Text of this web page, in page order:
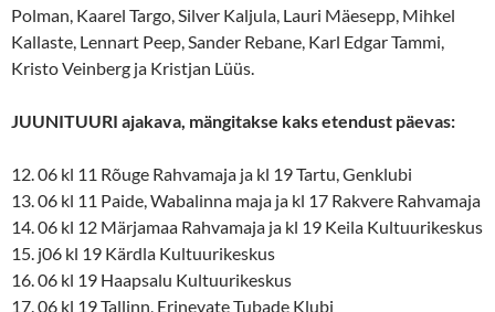
Polman, Kaarel Targo, Silver Kaljula, Lauri Mäesepp, Mihkel
Kallaste, Lennart Peep, Sander Rebane, Karl Edgar Tammi,
Kristo Veinberg ja Kristjan Lüüs.
JUUNITUURI ajakava, mängitakse kaks etendust päevas:
12. 06 kl 11 Rõuge Rahvamaja ja kl 19 Tartu, Genklubi
13. 06 kl 11 Paide, Wabalinna maja ja kl 17 Rakvere Rahvamaja
14. 06 kl 12 Märjamaa Rahvamaja ja kl 19 Keila Kultuurikeskus
15. j06 kl 19 Kärdla Kultuurikeskus
16. 06 kl 19 Haapsalu Kultuurikeskus
17. 06 kl 19 Tallinn, Erinevate Tubade Klubi